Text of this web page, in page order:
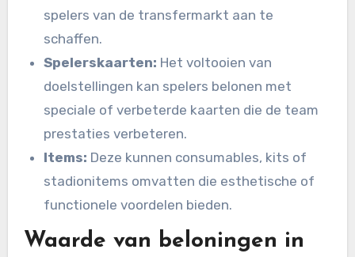
spelers van de transfermarkt aan te
schaffen.
Spelerskaarten: Het voltooien van
doelstellingen kan spelers belonen met
speciale of verbeterde kaarten die de team
prestaties verbeteren.
Items: Deze kunnen consumables, kits of
stadionitems omvatten die esthetische of
functionele voordelen bieden.
Waarde van beloningen in